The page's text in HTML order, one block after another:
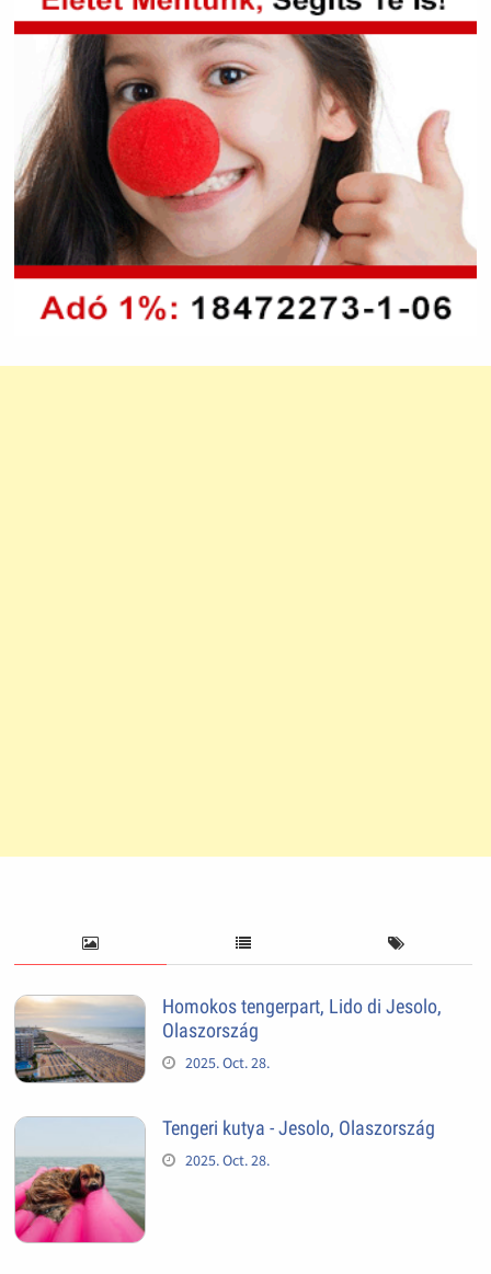
Homokos tengerpart, Lido di Jesolo,
Olaszország
2025. Oct. 28.
Tengeri kutya - Jesolo, Olaszország
2025. Oct. 28.